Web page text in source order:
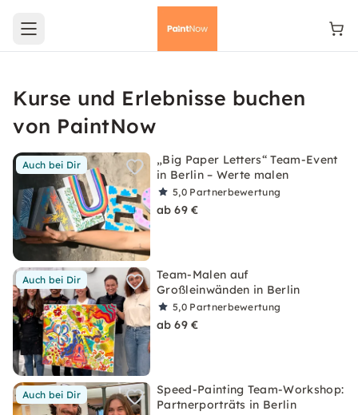
Open main menu
Kurse und Erlebnisse buchen
von PaintNow
Auch bei Dir
„Big Paper Letters“ Team-Event
in Berlin – Werte malen
5,0 Partnerbewertung
ab 69 €
Auch bei Dir
Team-Malen auf
Großleinwänden in Berlin
5,0 Partnerbewertung
ab 69 €
Auch bei Dir
Speed-Painting Team-Workshop:
Partnerporträts in Berlin